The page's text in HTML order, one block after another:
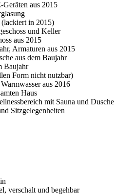
aus 2015
in 2015)
und Keller
aus 2015
Armaturen aus 2015
aus dem Baujahr
Baujahr
Form nicht nutzbar)
aus 2016
Haus
mit Sauna und Dusche
Sitzgelegenheiten
verschalt und begehbar